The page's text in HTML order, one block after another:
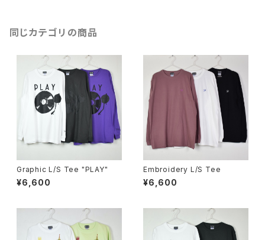
同じカテゴリの商品
Graphic L/S Tee "PLAY"
¥6,600
Embroidery L/S Tee
¥6,600